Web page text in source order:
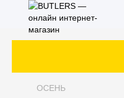
ОСЕНЬ